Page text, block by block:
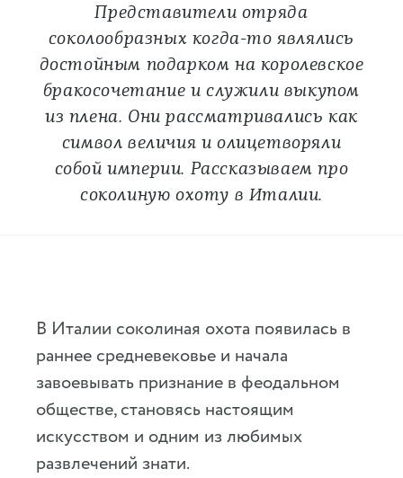
Представители отряда
соколообразных когда-то являлись
достойным подарком на королевское
бракосочетание и служили выкупом
из плена. Они рассматривались как
символ величия и олицетворяли
собой империи. Рассказываем про
соколиную охоту в Италии.
В Италии соколиная охота появилась в
раннее средневековье и начала
завоевывать признание в феодальном
обществе, становясь настоящим
искусством и одним из любимых
развлечений знати.